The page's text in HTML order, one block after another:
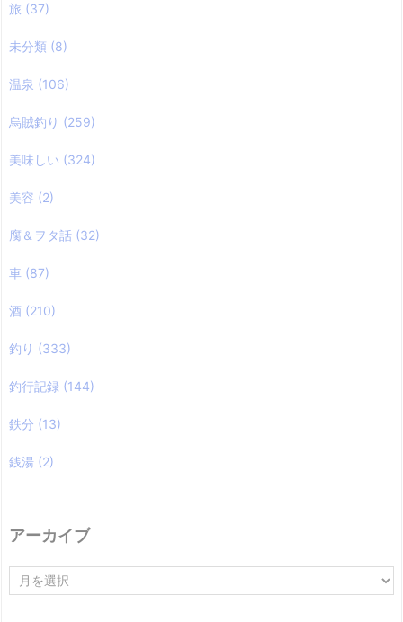
旅 (37)
未分類 (8)
温泉 (106)
烏賊釣り (259)
美味しい (324)
美容 (2)
腐＆ヲタ話 (32)
車 (87)
酒 (210)
釣り (333)
釣行記録 (144)
鉄分 (13)
銭湯 (2)
アーカイブ
ー